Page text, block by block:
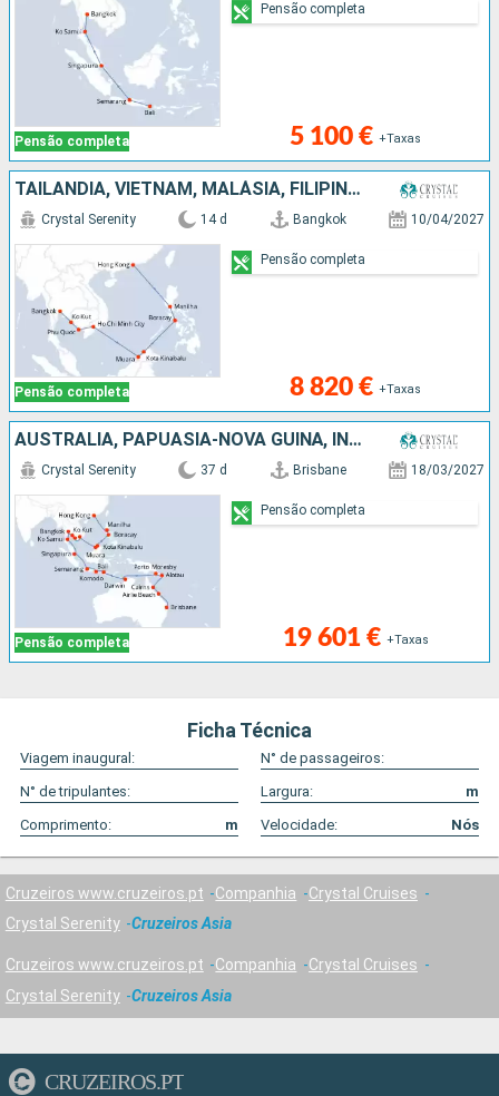
Pensão completa 5 100 € +Taxas
Pensão completa
TAILÂNDIA, VIETNAM, MALÁSIA, FILIPINAS, CHINA
Pensão completa
Crystal Serenity 14 d Bangkok 10/04/2027
8 820 € +Taxas
Pensão completa
AUSTRALIA, PAPUASIA-NOVA GUINÃ, INDONÉSIA, SINGAPURA, TAILÂNDIA, VIETNAM, MALÁSIA, FILIPINAS, CHINA
Pensão completa
Crystal Serenity 37 d Brisbane 18/03/2027
19 601 € +Taxas
Pensão completa
Ficha Técnica
Viagem inaugural:
N° de passageiros:
N° de tripulantes:
Largura:
m
Comprimento:
m Velocidade: Nós
Cruzeiros www.cruzeiros.pt Companhia
Crystal Cruises
Crystal Serenity
Cruzeiros Asia
Cruzeiros www.cruzeiros.pt Companhia
Crystal Cruises
Crystal Serenity
Cruzeiros Asia
CRUZEIROS.PT